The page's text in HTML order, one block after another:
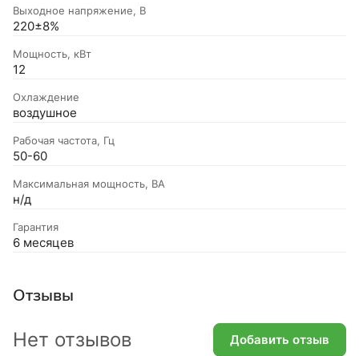
Выходное напряжение, В
220±8%
Мощность, кВт
12
Охлаждение
воздушное
Рабочая частота, Гц
50-60
Максимальная мощность, ВА
н/д
Гарантия
6 месяцев
Отзывы
Нет отзывов Добавить отзыв